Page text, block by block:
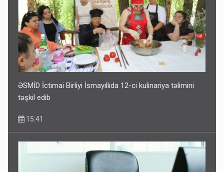
ƏSMİD İctimai Birliyi İsmayıllıda 12-ci kulinariya təlimini
təşkil edib
15:41